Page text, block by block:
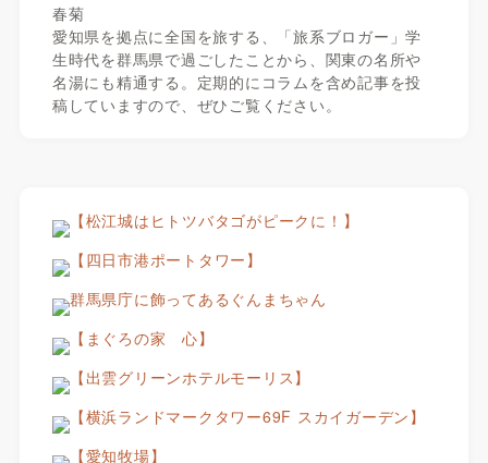
春菊
愛知県を拠点に全国を旅する、「旅系ブロガー」学
生時代を群馬県で過ごしたことから、関東の名所や
名湯にも精通する。定期的にコラムを含め記事を投
稿していますので、ぜひご覧ください。